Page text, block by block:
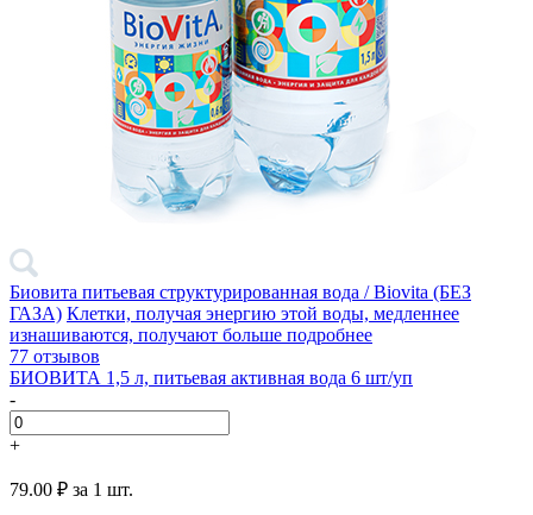
Биовита питьевая структурированная вода / Biovita (БЕЗ
ГАЗА) Клетки, получая энергию этой воды, медленнее
изнашиваются, получают больше подробнее
77 отзывов
БИОВИТА 1,5 л, питьевая активная вода 6 шт/уп
-
+
79.00 ₽ за 1 шт.